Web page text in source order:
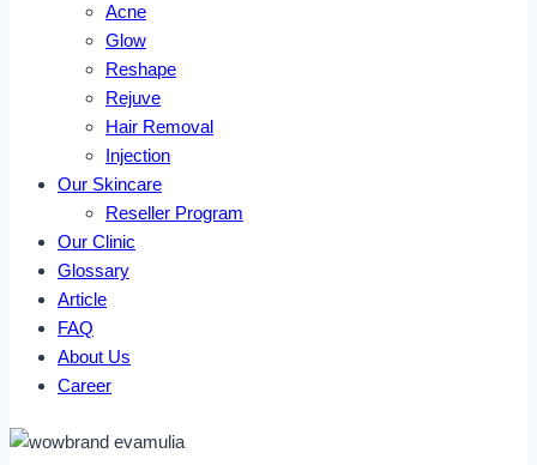
Acne
Glow
Reshape
Rejuve
Hair Removal
Injection
Our Skincare
Reseller Program
Our Clinic
Glossary
Article
FAQ
About Us
Career